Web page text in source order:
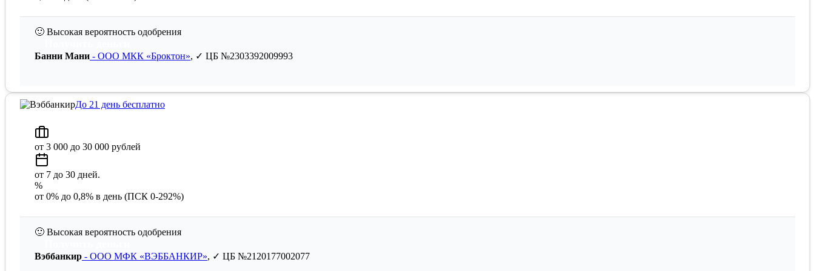
🙂 Высокая вероятность одобрения
Банни Мани - ООО МКК «Броктон», ✓ ЦБ №2303392009993
До 21 день бесплатно
от 3 000 до 30 000 рублей
от 7 до 30 дней.
%
от 0% до 0,8% в день (ПСК 0-292%)
🙂 Высокая вероятность одобрения
Вэббанкир - ООО МФК «ВЭББАНКИР», ✓ ЦБ №2120177002077